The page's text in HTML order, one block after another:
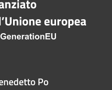
Po